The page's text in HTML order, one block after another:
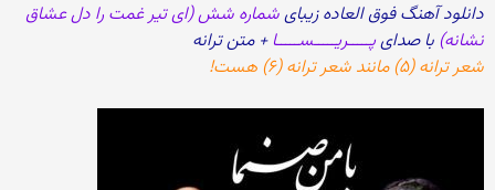
دانلود آهنگ فوق العاده زیبایشماره شش (ای تیر غمت را دل عشاق
نشانه) با صدایپـــــریـــــســـــا+ متن ترانه
شعر ترانه (۵) مانند شعر ترانه (۶) هست!